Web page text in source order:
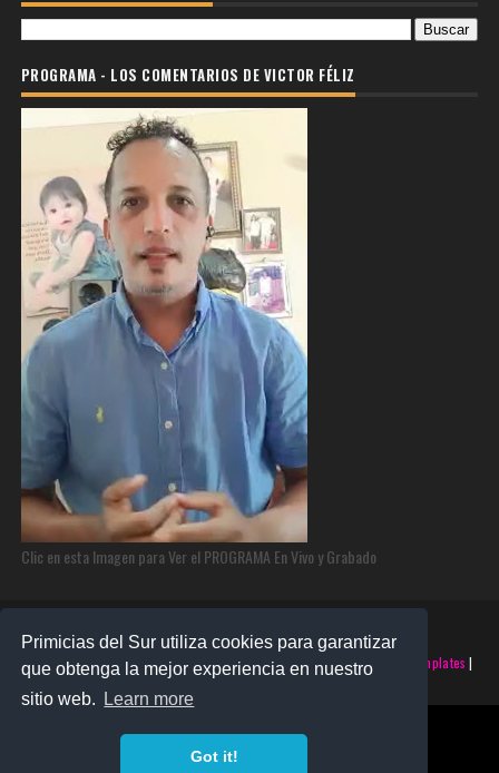
Primicias del Sur utiliza cookies para garantizar
que obtenga la mejor experiencia en nuestro
sitio web.
Learn more
Got it!
PROGRAMA - LOS COMENTARIOS DE VICTOR FÉLIZ
Clic en esta Imagen para Ver el PROGRAMA En Vivo y Grabado
©2025 PRIMICIAS DEL SUR | Derechos Reservados | Creado con SoraTemplates |
Realizado porSANTO MONTERO